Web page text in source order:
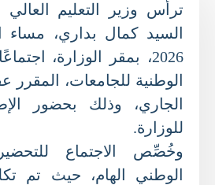
ترأس وزير التعليم العالي
2026، بمقر الوزارة،
الوطنية للجامعات، المقرر
الجاري، وذلك بحضور
للوزارة.
وخُصِّص الاجتماع
الوطني الهام، حيث تم